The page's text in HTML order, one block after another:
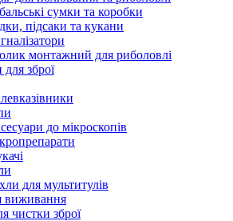
сумки та коробки
підсаки та кукани
монтажний для риболовлі
зброї
до мікроскопів
для мультитулів
виживання
чистки зброї